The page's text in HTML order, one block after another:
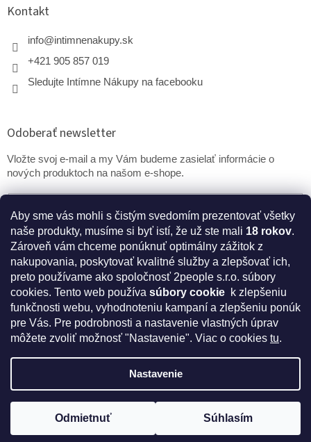
Aby sme vás mohli s čistým svedomím prezentovať všetky
naše produkty, musíme si byť istí, že už ste mali 18 rokov.
Zároveň vám chceme ponúknuť optimálny zážitok z
nakupovania, poskytovať kvalitné služby a zlepšovať ich,
preto používame ako spoločnosť 2people s.r.o. súbory
cookies. Tento web používa súbory cookie k zlepšeniu
funkčnosti webu, vyhodnoteniu kampaní a zlepšeniu ponúk
pre Vás. Pre podrobnosti a nastavenie vlastných úprav
môžete zvoliť možnosť "Nastavenie". Viac o cookies tu.
Nastavenie
Odmietnuť Súhlasím
Kontakt
info@intimnenakupy.sk
+421 905 857 019
Sledujte Intímne Nákupy na facebooku
Odoberať newsletter
Vložte svoj e-mail a my Vám budeme zasielať informácie o
nových produktoch na našom e-shope.
PRIHLÁSIŤ SA
* Disclaimer: Bezpečnostné prehlásenie k výživovým
doplnkom a kozmetike
Vytvoril Shoptet
Copyright 2026IntímneNákupy.sk . Všetky práva vyhradené.
Získajte kód na zľavu 5%